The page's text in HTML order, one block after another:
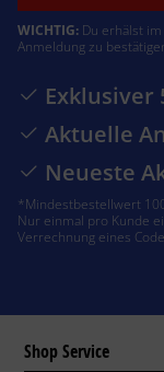
WICHTIG: Du erhälst
Anmeldung zu
Exklusiver
Aktuelle
Neueste
*Mindestbestellwert
Nur einmal pro Kunde
Verrechnung eines
Shop Service